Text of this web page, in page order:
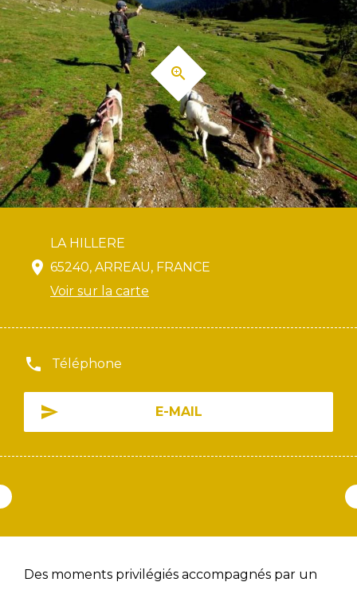
LA HILLERE
65240, ARREAU, FRANCE
Voir sur la carte
Téléphone
E-MAIL
Des moments privilégiés accompagnés par un